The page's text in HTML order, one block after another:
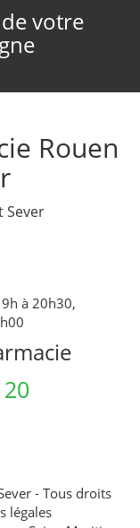
votre
Rouen
Sever
à 20h30,
- Tous droits
légales